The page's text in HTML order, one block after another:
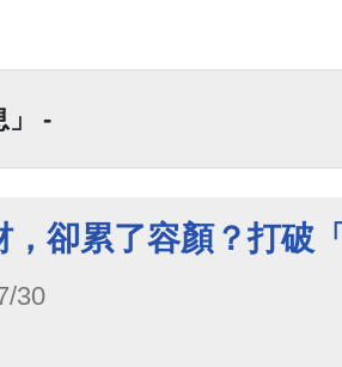
」 -
，卻累了容顏？打破
30